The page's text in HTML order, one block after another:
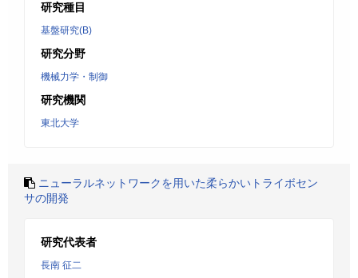
研究種目
基盤研究(B)
研究分野
機械力学・制御
研究機関
東北大学
ニューラルネットワークを用いた柔らかいトライボセン
サの開発
研究代表者
長南 征二